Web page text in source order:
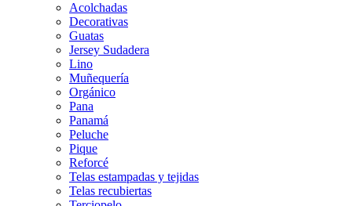
Acolchadas
Decorativas
Guatas
Jersey Sudadera
Lino
Muñequería
Orgánico
Pana
Panamá
Peluche
Pique
Reforcé
Telas estampadas y tejidas
Telas recubiertas